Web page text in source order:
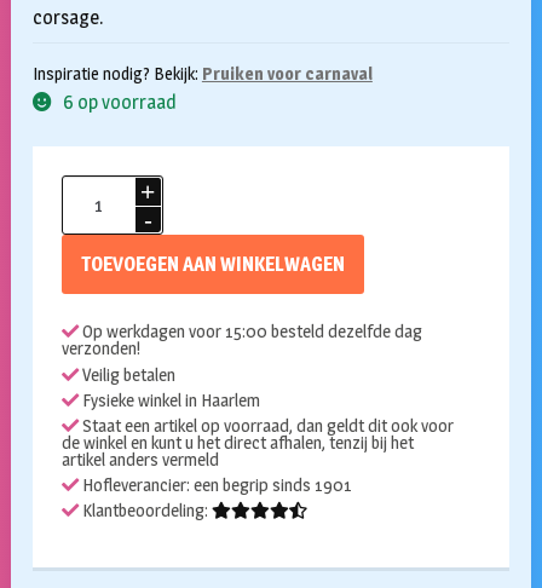
corsage.
Inspiratie nodig? Bekijk: Pruiken voor carnaval
6 op voorraad
pruik
TOEVOEGEN AAN WINKELWAGEN
Op werkdagen voor 15:00 besteld dezelfde dag
verzonden!
Veilig betalen
Fysieke winkel in Haarlem
Staat een artikel op voorraad, dan geldt dit ook voor
de winkel en kunt u het direct afhalen, tenzij bij het
artikel anders vermeld
Hofleverancier: een begrip sinds 1901
Klantbeoordeling: